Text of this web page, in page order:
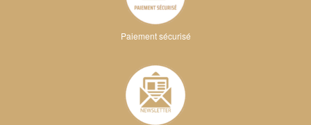
Paiement sécurisé